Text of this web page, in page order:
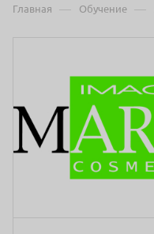
Главная — Обучение —